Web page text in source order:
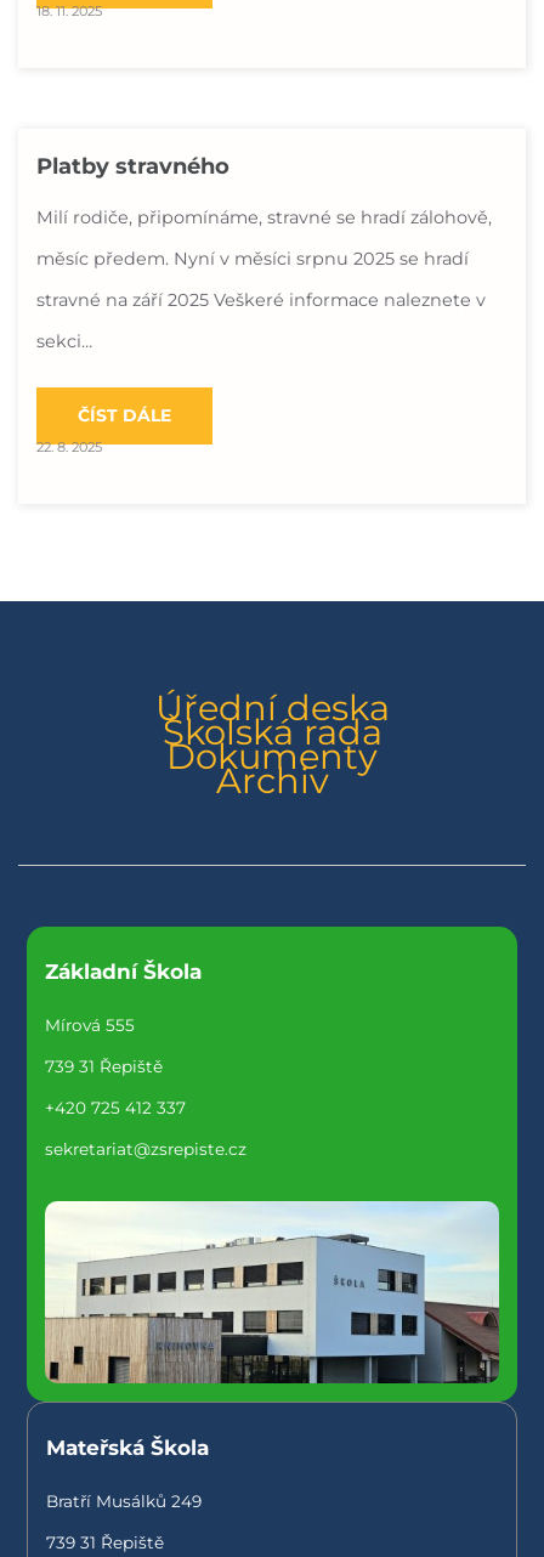
18. 11. 2025
Platby stravného
Milí rodiče, připomínáme, stravné se hradí zálohově,
měsíc předem. Nyní v měsíci srpnu 2025 se hradí
stravné na září 2025 Veškeré informace naleznete v
sekci…
ČÍST DÁLE
22. 8. 2025
Úřední deska
Školská rada
Dokumenty
Archiv
Základní Škola
Mírová 555
739 31 Řepiště
+420 725 412 337
sekretariat@zsrepiste.cz
Mateřská Škola
Bratří Musálků 249
739 31 Řepiště